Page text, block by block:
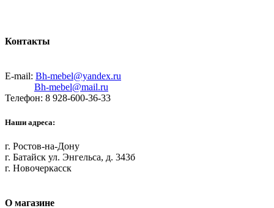
Контакты
E-mail: Bh-mebel@yandex.ru
Bh-mebel@mail.ru
Телефон: 8 928-600-36-33
Наши адреса:
г. Ростов-на-Дону
г. Батайск ул. Энгельса, д. 343б
г. Новочеркасск
О магазине